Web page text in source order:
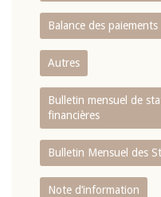
Balance des paiements
Autres
Bulletin mensuel de
financières
Bulletin Mensuel des
Note d’information